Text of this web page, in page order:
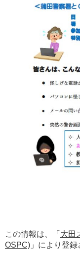
この情報は、「 大田
OSPC) 」により登録